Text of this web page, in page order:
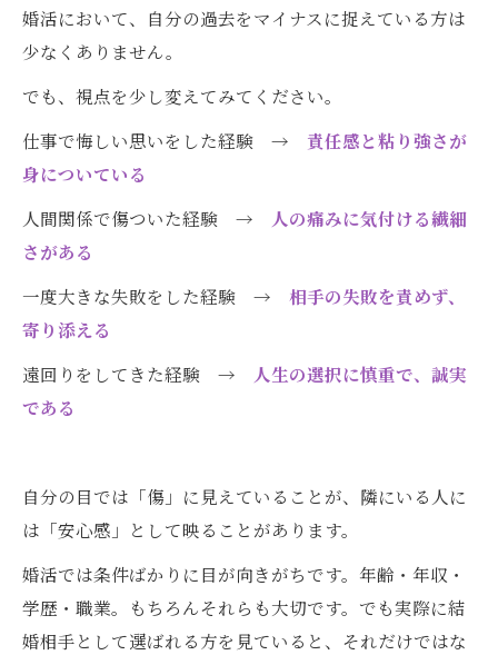
婚活において、自分の過去をマイナスに捉えている方は
少なくありません。
でも、視点を少し変えてみてください。
仕事で悔しい思いをした経験 → 責任感と粘り強さが
身についている
人間関係で傷ついた経験 →
人の痛みに気付ける繊細
さがある
一度大きな失敗をした経験 → 相手の失敗を責めず、
寄り添える
遠回りをしてきた経験 →
人生の選択に慎重で、誠実
である
自分の目では「傷」に見えていることが、隣にいる人に
は「安心感」として映ることがあります。
婚活では条件ばかりに目が向きがちです。年齢・年収・
学歴・職業。もちろんそれらも大切です。でも実際に結
婚相手として選ばれる方を見ていると、それだけではな